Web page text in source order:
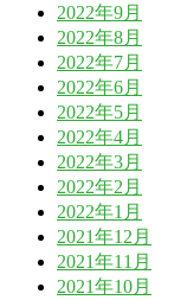
2022年9月
2022年8月
2022年7月
2022年6月
2022年5月
2022年4月
2022年3月
2022年2月
2022年1月
2021年12月
2021年11月
2021年10月